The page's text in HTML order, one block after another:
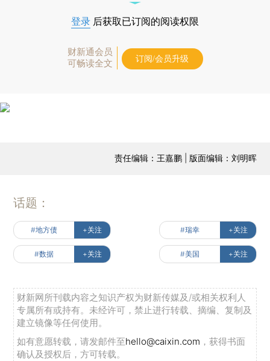
登录 后获取已订阅的阅读权限
财新通会员
可畅读全文
订阅/会员升级
责任编辑：王嘉鹏 | 版面编辑：刘明晖
话题：
#地方债 +关注 #瑞幸 +关注
#数据 +关注 #美国 +关注
财新网所刊载内容之知识产权为财新传媒及/或相关权利人
专属所有或持有。未经许可，禁止进行转载、摘编、复制及
建立镜像等任何使用。
如有意愿转载，请发邮件至hello@caixin.com ，获得书面
确认及授权后，方可转载。